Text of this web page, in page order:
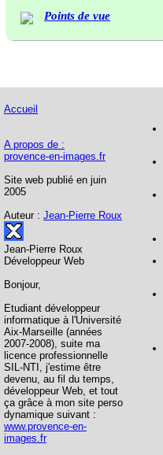
Points de vue
Accueil
A propos de :
provence-en-images.fr
Site web publié en juin
2005
Auteur : Jean-Pierre Roux
Jean-Pierre Roux
Développeur Web
Bonjour,
Etudiant développeur
informatique à l'Université
Aix-Marseille (années
2007-2008), suite ma
licence professionnelle
SIL-NTI, j'estime être
devenu, au fil du temps,
développeur Web, et tout
ça grâce à mon site perso
dynamique suivant :
www.provence-en-
images.fr